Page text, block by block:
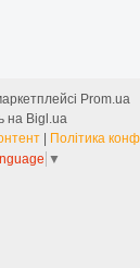
Prom.ua
на Bigl.ua
| Політика
▼